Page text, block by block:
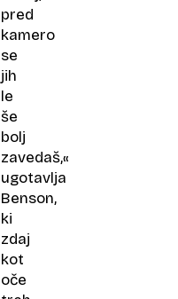
pred
kamero
se
jih
le
še
bolj
zavedaš,«
ugotavlja
Benson,
ki
zdaj
kot
oče